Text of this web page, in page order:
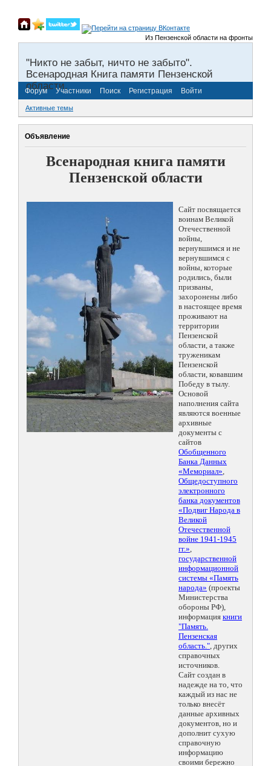
Из Пензенской области на фронты
"Никто не забыт, ничто не забыто".
Всенародная Книга памяти Пензенской
области.
Форум Участники Поиск Регистрация Войти
Активные темы
Объявление
Всенародная книга памяти
Пензенской области
Сайт посвящается
воинам Великой
Отечественной
войны,
вернувшимся и не
вернувшимся с
войны, которые
родились, были
призваны,
захоронены либо
в настоящее время
проживают на
территории
Пензенской
области, а также
труженикам
Пензенской
области, ковавшим
Победу в тылу.
Основой
наполнения сайта
являются военные
архивные
документы с
сайтов
Обобщенного
Банка Данных
«Мемориал»,
Общедоступного
электронного
банка документов
«Подвиг Народа в
Великой
Отечественной
войне 1941-1945
гг.»,
государственной
информационной
системы «Память
народа» (проекты
Министерства
обороны РФ),
информация книги
"Память.
Пензенская
область.", других
справочных
источников.
Сайт создан в
надежде на то, что
каждый из нас не
только внесёт
данные архивных
документов, но и
дополнит сухую
справочную
информацию
своими бережно